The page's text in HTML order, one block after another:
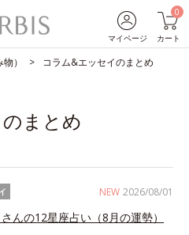
マイページ
0
カート
） コラム&エッセイのまとめ
まとめ
NEW 2026/08/01
んの12星座占い（8月の運勢）